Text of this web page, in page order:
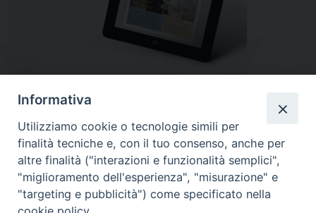
Informativa
Utilizziamo cookie o tecnologie simili per
finalità tecniche e, con il tuo consenso, anche per
altre finalità ("interazioni e funzionalità semplici",
"miglioramento dell'esperienza", "misurazione" e
"targeting e pubblicità") come specificato nella